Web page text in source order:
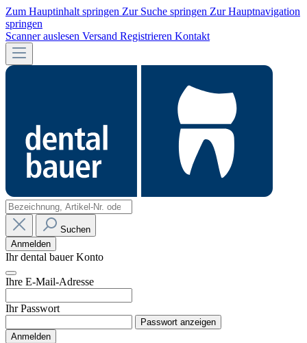
Zum Hauptinhalt springen Zur Suche springen Zur Hauptnavigation
springen
Scanner auslesen Versand Registrieren Kontakt
Suchen
Anmelden
Ihr dental bauer Konto
Ihre E-Mail-Adresse
Ihr Passwort
Passwort anzeigen
Anmelden